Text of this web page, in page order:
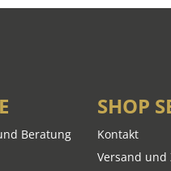
Beratung
SHOP
Kontakt
Versand